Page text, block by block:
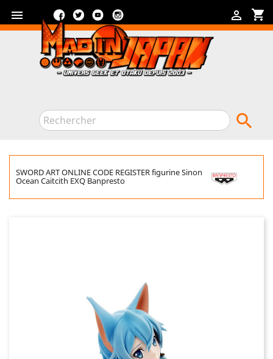
 shopping_cart

FacebookTwitterYouTube

SWORD ART ONLINE CODE REGISTER figurine Sinon
Ocean Caitcith EXQ Banpresto